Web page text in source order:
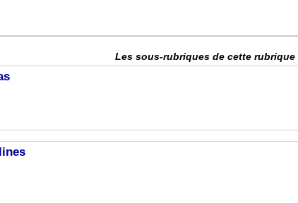
Les sous-rubriques de cette rubrique